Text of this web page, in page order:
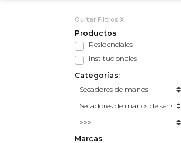
Quitar Filtros X
Productos
Residenciales
Institucionales
Categorías:
Marcas